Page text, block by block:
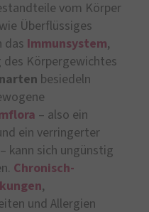
vom Körper
Überflüssiges
das Immunsystem,
des Körpergewichtes
besiedeln
– also ein
ein verringerter
kann sich ungünstig
Chronisch-
,
und Allergien